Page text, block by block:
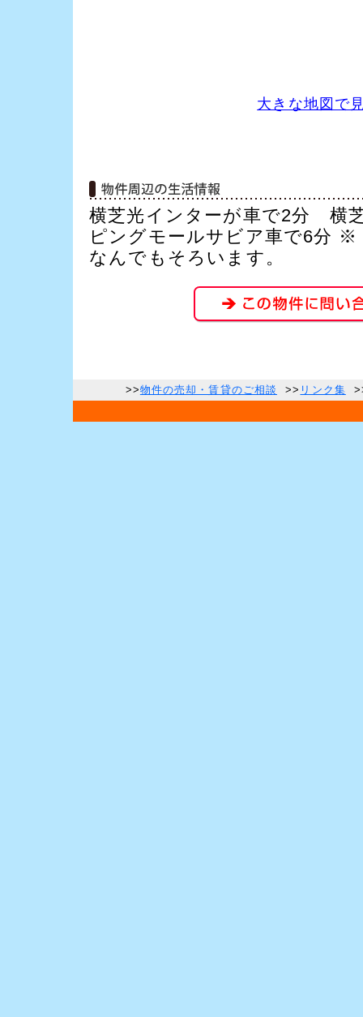
大きな地図で
横芝光インターが車で2分 横
ピングモールサビア車で6分 ※
なんでもそろいます。
>>物件の売却・賃貸のご相談 >> リンク集